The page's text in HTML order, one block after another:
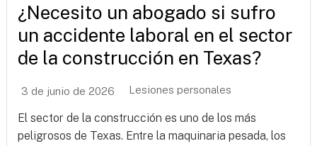
¿Necesito un abogado si sufro
un accidente laboral en el sector
de la construcción en Texas?
3 de junio de 2026 Lesiones personales
El sector de la construcción es uno de los más
peligrosos de Texas. Entre la maquinaria pesada, los